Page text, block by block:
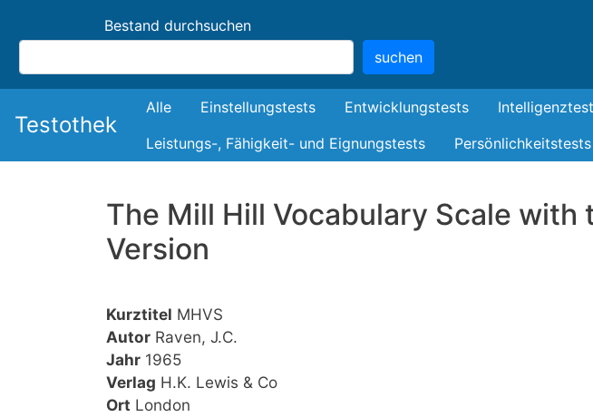
Bestand durchsuchen
suchen
Testothek
Bestand
Alle Einstellungstests Entwicklungstests
Leistungs-, Fähigkeit- und Eignungstests
Persönlichkeitstests
The Mill Hill Vocabulary Scale
Version
Kurztitel MHVS
Autor Raven, J.C.
Jahr 1965
Verlag H.K. Lewis & Co
Ort London